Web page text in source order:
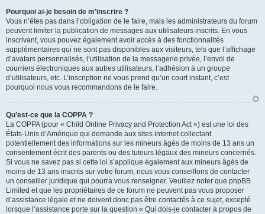
Pourquoi ai-je besoin de m’inscrire ?
Vous n’êtes pas dans l’obligation de le faire, mais les administrateurs du forum
peuvent limiter la publication de messages aux utilisateurs inscrits. En vous
inscrivant, vous pouvez également avoir accès à des fonctionnalités
supplémentaires qui ne sont pas disponibles aux visiteurs, tels que l’affichage
d’avatars personnalisés, l’utilisation de la messagerie privée, l’envoi de
courriers électroniques aux autres utilisateurs, l’adhésion à un groupe
d’utilisateurs, etc. L’inscription ne vous prend qu’un court instant, c’est
pourquoi nous vous recommandons de le faire.
Qu’est-ce que la COPPA ?
La COPPA (pour « Child Online Privacy and Protection Act ») est une loi des
États-Unis d’Amérique qui demande aux sites internet collectant
potentiellement des informations sur les mineurs âgés de moins de 13 ans un
consentement écrit des parents ou des tuteurs légaux des mineurs concernés.
Si vous ne savez pas si cette loi s’applique également aux mineurs âgés de
moins de 13 ans inscrits sur votre forum, nous vous conseillons de contacter
un conseiller juridique qui pourra vous renseigner. Veuillez noter que phpBB
Limited et que les propriétaires de ce forum ne peuvent pas vous proposer
d’assistance légale et ne doivent donc pas être contactés à ce sujet, excepté
lorsque l’assistance porte sur la question « Qui dois-je contacter à propos de